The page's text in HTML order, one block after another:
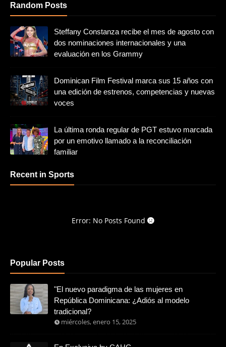
Random Posts
Steffany Constanza recibe el mes de agosto con
dos nominaciones internacionales y una
evaluación en los Grammy
Dominican Film Festival marca sus 15 años con
una edición de estrenos, competencias y nuevas
voces
La última ronda regular de PGT estuvo marcada
por un emotivo llamado a la reconciliación
familiar
Recent in Sports
Error: No Posts Found
Popular Posts
"El nuevo paradigma de las mujeres en
República Dominicana: ¿Adiós al modelo
tradicional?
miércoles, enero 15, 2025